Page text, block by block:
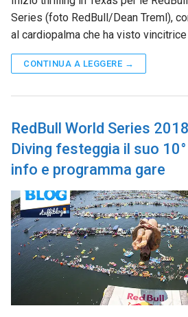
Series (foto RedBull/Dean Treml),
al cardiopalma che ha visto
CONTINUA A LEGGERE →
RedBull World Series
Diving festeggia il suo
info e programma gare